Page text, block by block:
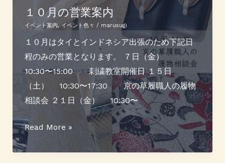
４
日〜
Sato2
佐
藤
ニ
ッ
が
揃
い
１０月の営業案内
イベント案内, イベント色々 / marusugi
１０月はタイとインドネシア出張のため下記日
程のみの営業となります。 ７日（金）
10:30〜15:00 刺繍教室開催日 １５日
（土） 10:30〜17:30 京の草履職人の履物
相談会 ２１日（金） 10:30〜
１
０
月
Read More »